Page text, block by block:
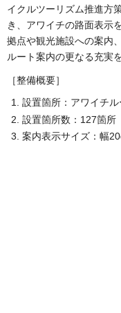
イクルツーリズム推進方
き、アワイチの路面表示
拠点や観光施設への案内
ルート案内の更なる充実
［整備概要］
設置箇所：アワイチル
設置箇所数：127箇所
案内表示サイズ：幅